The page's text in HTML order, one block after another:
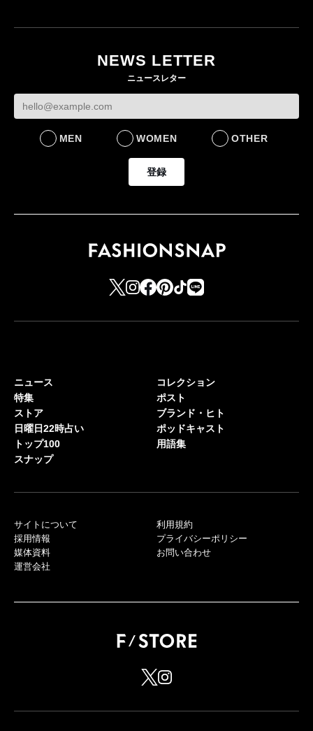
社長 「のんびりした
ら先はない」“前進”す
るための企業戦略
BUSINESS
NEWS LETTER
ニュースレター
MEN WOMEN OTHER
登録
ニュース
特集
ストア
日曜日22時占い
トップ100
スナップ
コレクション
ポスト
ブランド・ヒト
ポッドキャスト
用語集
サイトについて
採用情報
媒体資料
運営会社
利用規約
プライバシーポリシー
お問い合わせ